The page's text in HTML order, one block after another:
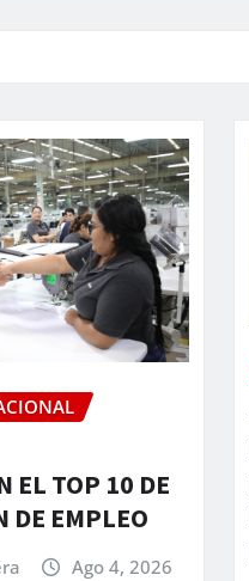
EL TOP 10 DE
DE EMPLEO
Ago 4, 2026